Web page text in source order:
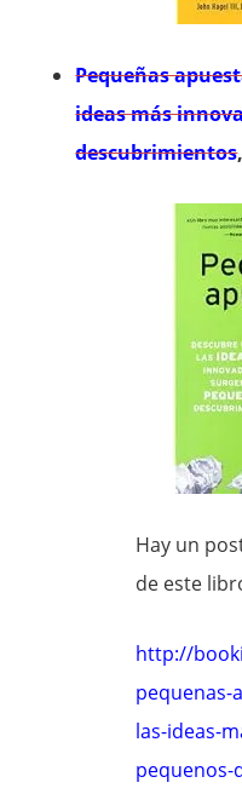
Pequeñas
ideas más
descubrimientos
Hay un
de este
http://
pequenas-
las-ideas-